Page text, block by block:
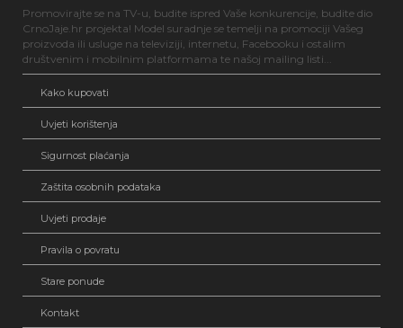
Promovirajte se na TV-u, budite ispred Vaše konkurencije, budite dio
CrnoJaje.hr projekta! Model suradnje se temelji na promociji Vašeg
proizvoda ili usluge na televiziji, internetu, Facebooku i ostalim
društvenim i mobilnim platformama te našoj mailing listi...
Kako kupovati
Uvjeti korištenja
Sigurnost plaćanja
Zaštita osobnih podataka
Uvjeti prodaje
Pravila o povratu
Stare ponude
Kontakt